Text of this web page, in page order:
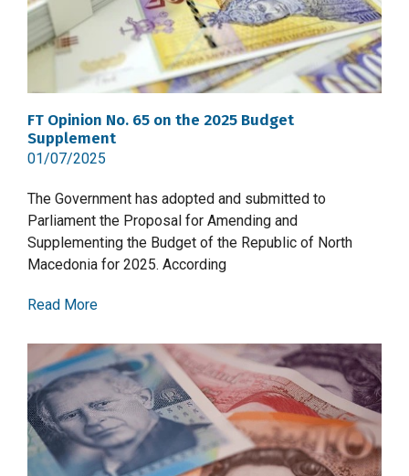
FT Opinion No. 65 on the 2025 Budget
Supplement
01/07/2025
The Government has adopted and submitted to
Parliament the Proposal for Amending and
Supplementing the Budget of the Republic of North
Macedonia for 2025. According
Read More